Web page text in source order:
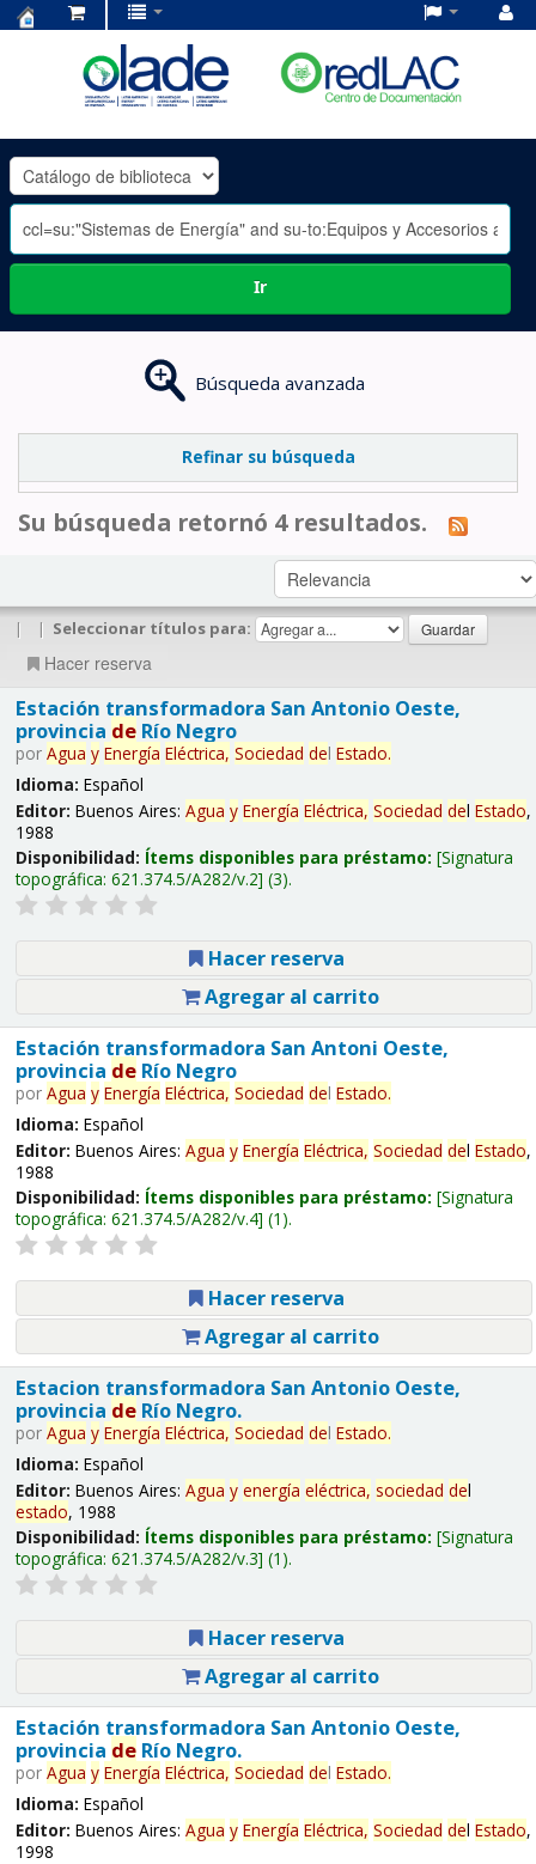
OLADE
-
Ir
Búsqueda avanzada
Refinar su búsqueda
Su búsqueda retornó 4 resultados.
| | Seleccionar títulos para:
Hacer reserva
Estación transformadora San Antonio Oeste,
provincia deRío Negro
por Agua y Energía Eléctrica, Sociedad del Estado.
Idioma: Español
Editor: Buenos Aires: Agua y Energía Eléctrica, Sociedad del Estado,
1988
Disponibilidad: Ítems disponibles para préstamo: Signatura
topográfica: 621.374.5/A282/v.2 (3).
Hacer reserva
Agregar al carrito
Estación transformadora San Antoni Oeste,
provincia deRío Negro
por Agua y Energía Eléctrica, Sociedad del Estado.
Idioma: Español
Editor: Buenos Aires: Agua y Energía Eléctrica, Sociedad del Estado,
1988
Disponibilidad: Ítems disponibles para préstamo: Signatura
topográfica: 621.374.5/A282/v.4 (1).
Hacer reserva
Agregar al carrito
Estacion transformadora San Antonio Oeste,
provincia deRío Negro.
por Agua y Energía Eléctrica, Sociedad del Estado.
Idioma: Español
Editor: Buenos Aires: Agua y energía eléctrica, sociedad del
estado, 1988
Disponibilidad: Ítems disponibles para préstamo: Signatura
topográfica: 621.374.5/A282/v.3 (1).
Hacer reserva
Agregar al carrito
Estación transformadora San Antonio Oeste,
provincia deRío Negro.
por Agua y Energía Eléctrica, Sociedad del Estado.
Idioma: Español
Editor: Buenos Aires: Agua y Energía Eléctrica, Sociedad del Estado,
1998